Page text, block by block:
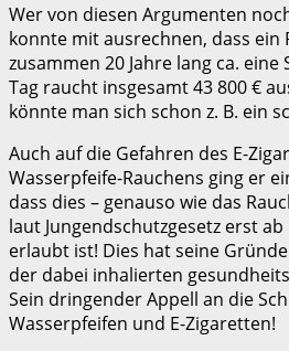
Wer von diesen Argumenten
konnte mit ausrechnen, dass ein
zusammen 20 Jahre lang ca.
Tag raucht insgesamt 43 800 €
könnte man sich schon z. B. ein
Auch auf die Gefahren des E-
Wasserpfeife-Rauchens ging er
dass dies – genauso wie das
laut Jungendschutzgesetz erst
erlaubt ist! Dies hat seine
der dabei inhalierten
Sein dringender Appell an die
Wasserpfeifen und E-Zigaretten!